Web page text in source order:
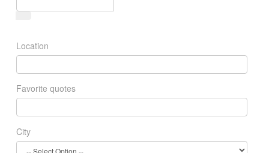
Location
Favorite quotes
City